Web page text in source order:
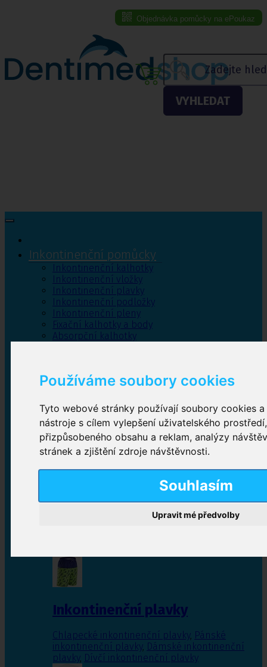
Používáme soubory cookies
Tyto webové stránky používají soubory cookies
nástroje s cílem vylepšení uživatelského
přizpůsobeného obsahu a reklam, analýzy
stránek a zjištění zdroje návštěvnosti.
Souhlasím
Upravit mé předvolby
Objednávka pomůcky na ePoukaz
VYHLEDAT
Inkontinenční pomůcky
Inkontinenční kalhotky
Inkontinenční vložky
Inkontinenční plavky
Inkontinenční podložky
Inkontinenční pleny
Fixační kalhotky a body
Absorpční kalhotky
Inkontinenční kalhotky
Plenkové kalhotky navlékací,Plenkové kalhotky
zalepovací,Inkontinenční kalhotky dámské
Inkontinenční vložky
Inkontinenční plavky
Chlapecké inkontinenční plavky, Pánské
inkontinenční plavky, Dámské inkontinenční
plavky, Dívčí inkontinenční plavky